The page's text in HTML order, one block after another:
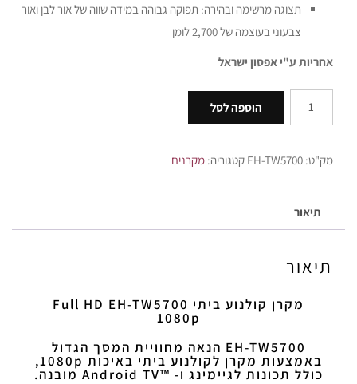
תצוגה מרשימה ובהירה: תפוקה גבוהה במידה שווה של אור לבן ואור
צבעוני בעוצמה של 2,700 לומן
אחריות ע"י אפסון ישראל
הוספה לסל
מק"ט: EH-TW5700 קטגוריה: מקרנים
תיאור
תיאור
מקרן קולנוע ביתי EH-TW5700‏ Full HD
1080p
EH-TW5700 הנאה מחוויית המסך הגדול
באמצעות מקרן לקולנוע ביתי באיכות ‎1080p,
כולל תכונות לגיימינג ו- ™Android TV מובנה.